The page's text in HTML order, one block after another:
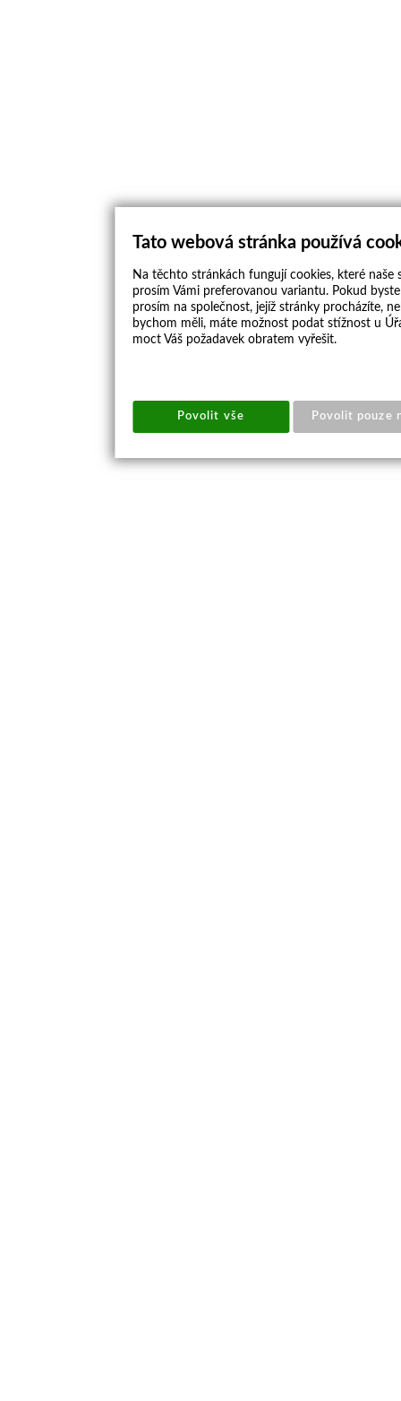
Tato webová stránka používá
Na těchto stránkách fungují cookies, které
prosím Vámi preferovanou variantu. Pokud
prosím na společnost, jejíž stránky procházíte,
bychom měli, máte možnost podat stížnost u
moct Váš požadavek obratem vyřešit.
Povolit vše Povolit pouze